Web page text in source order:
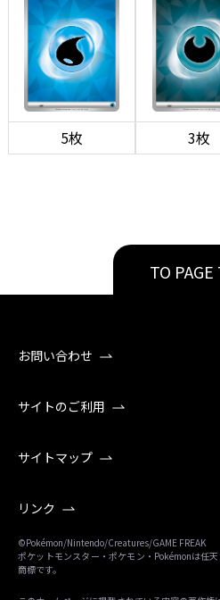
5枚 3枚
TO PAGE
お問い合わせ
サイトのご利用
サイトマップ
リンク
©Pokémon/Nintendo/Creatures/GAME FREAK
ポケットモンスター・ポケモン・Pokémonは任
商標です。